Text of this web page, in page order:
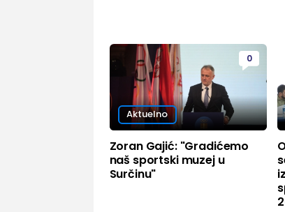
0
Aktuelno
Zoran Gajić: "Gradićemo
naš sportski muzej u
Surčinu"